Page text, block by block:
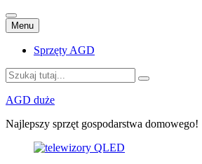
Menu Przejdź
do
treści
Sprzęty AGD
Szukaj:
AGD duże
Najlepszy sprzęt gospodarstwa domowego!